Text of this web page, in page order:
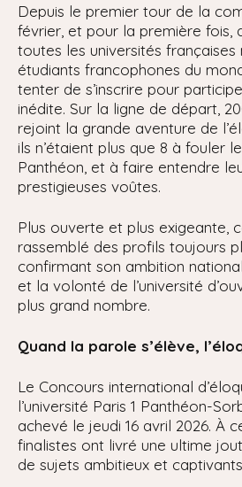
Depuis le premier tour de la
février, et pour la première fois,
toutes les universités françaises
étudiants francophones du
tenter de s’inscrire pour
inédite. Sur la ligne de départ,
rejoint la grande aventure de
ils n’étaient plus que 8 à fouler
Panthéon, et à faire entendre
prestigieuses voûtes.
Plus ouverte et plus exigeante,
rassemblé des profils toujours
confirmant son ambition
et la volonté de l’université
plus grand nombre.
Quand la parole s’élève,
Le Concours international
l’université Paris 1 Panthéon-
achevé le jeudi 16 avril 2026. À
finalistes ont livré une ultime
de sujets ambitieux et